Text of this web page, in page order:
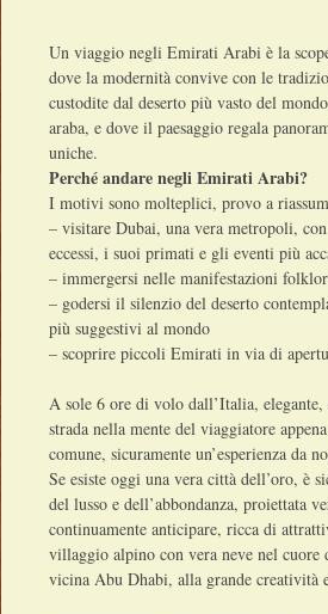
Un viaggio negli Emirati Arabi è la
dove la modernità convive con le
custodite dal deserto più vasto del
araba, e dove il paesaggio regala
uniche.
Perché andare negli Emirati Arabi?
I motivi sono molteplici, provo a
– visitare Dubai, una vera metropoli,
eccessi, i suoi primati e gli eventi più
– immergersi nelle manifestazioni
– godersi il silenzio del deserto
più suggestivi al mondo
– scoprire piccoli Emirati in via di
A sole 6 ore di volo dall’Italia, elegante,
strada nella mente del viaggiatore
comune, sicuramente un’esperienza da
Se esiste oggi una vera città dell’oro,
del lusso e dell’abbondanza, proiettata
continuamente anticipare, ricca di
villaggio alpino con vera neve nel cuore
vicina Abu Dhabi, alla grande creatività